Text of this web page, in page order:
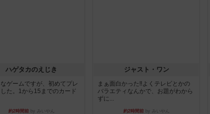
ハゲタカのえじき
ゲームですが、初めてプレ
た。1から15までのカード
約2時間前by みいやん
ジャスト・ワン
まぁ面白かった‼️よくテレビとかの
バラエティなんかで、お題がわから
ずに...
約2時間前by みいやん